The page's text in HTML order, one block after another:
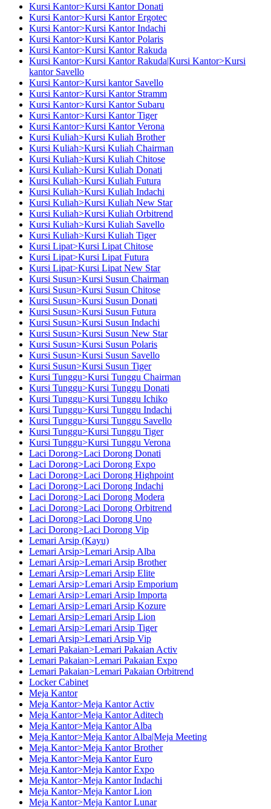
Kursi Kantor>Kursi Kantor Donati
Kursi Kantor>Kursi Kantor Ergotec
Kursi Kantor>Kursi Kantor Indachi
Kursi Kantor>Kursi Kantor Polaris
Kursi Kantor>Kursi Kantor Rakuda
Kursi Kantor>Kursi Kantor Rakuda|Kursi Kantor>Kursi
kantor Savello
Kursi Kantor>Kursi kantor Savello
Kursi Kantor>Kursi Kantor Stramm
Kursi Kantor>Kursi Kantor Subaru
Kursi Kantor>Kursi Kantor Tiger
Kursi Kantor>Kursi Kantor Verona
Kursi Kuliah>Kursi Kuliah Brother
Kursi Kuliah>Kursi Kuliah Chairman
Kursi Kuliah>Kursi Kuliah Chitose
Kursi Kuliah>Kursi Kuliah Donati
Kursi Kuliah>Kursi Kuliah Futura
Kursi Kuliah>Kursi Kuliah Indachi
Kursi Kuliah>Kursi Kuliah New Star
Kursi Kuliah>Kursi Kuliah Orbitrend
Kursi Kuliah>Kursi Kuliah Savello
Kursi Kuliah>Kursi Kuliah Tiger
Kursi Lipat>Kursi Lipat Chitose
Kursi Lipat>Kursi Lipat Futura
Kursi Lipat>Kursi Lipat New Star
Kursi Susun>Kursi Susun Chairman
Kursi Susun>Kursi Susun Chitose
Kursi Susun>Kursi Susun Donati
Kursi Susun>Kursi Susun Futura
Kursi Susun>Kursi Susun Indachi
Kursi Susun>Kursi Susun New Star
Kursi Susun>Kursi Susun Polaris
Kursi Susun>Kursi Susun Savello
Kursi Susun>Kursi Susun Tiger
Kursi Tunggu>Kursi Tunggu Chairman
Kursi Tunggu>Kursi Tunggu Donati
Kursi Tunggu>Kursi Tunggu Ichiko
Kursi Tunggu>Kursi Tunggu Indachi
Kursi Tunggu>Kursi Tunggu Savello
Kursi Tunggu>Kursi Tunggu Tiger
Kursi Tunggu>Kursi Tunggu Verona
Laci Dorong>Laci Dorong Donati
Laci Dorong>Laci Dorong Expo
Laci Dorong>Laci Dorong Highpoint
Laci Dorong>Laci Dorong Indachi
Laci Dorong>Laci Dorong Modera
Laci Dorong>Laci Dorong Orbitrend
Laci Dorong>Laci Dorong Uno
Laci Dorong>Laci Dorong Vip
Lemari Arsip (Kayu)
Lemari Arsip>Lemari Arsip Alba
Lemari Arsip>Lemari Arsip Brother
Lemari Arsip>Lemari Arsip Elite
Lemari Arsip>Lemari Arsip Emporium
Lemari Arsip>Lemari Arsip Importa
Lemari Arsip>Lemari Arsip Kozure
Lemari Arsip>Lemari Arsip Lion
Lemari Arsip>Lemari Arsip Tiger
Lemari Arsip>Lemari Arsip Vip
Lemari Pakaian>Lemari Pakaian Activ
Lemari Pakaian>Lemari Pakaian Expo
Lemari Pakaian>Lemari Pakaian Orbitrend
Locker Cabinet
Meja Kantor
Meja Kantor>Meja Kantor Activ
Meja Kantor>Meja Kantor Aditech
Meja Kantor>Meja Kantor Alba
Meja Kantor>Meja Kantor Alba|Meja Meeting
Meja Kantor>Meja Kantor Brother
Meja Kantor>Meja Kantor Euro
Meja Kantor>Meja Kantor Expo
Meja Kantor>Meja Kantor Indachi
Meja Kantor>Meja Kantor Lion
Meja Kantor>Meja Kantor Lunar